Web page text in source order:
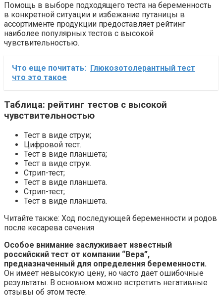
Помощь в выборе подходящего теста на беременность
в конкретной ситуации и избежание путаницы в
ассортименте продукции предоставляет рейтинг
наиболее популярных тестов с высокой
чувствительностью.
Что еще почитать: Глюкозотолерантный тест
что это такое
Таблица: рейтинг тестов с высокой
чувствительностью
Тест в виде струи;
Цифровой тест.
Тест в виде планшета;
Тест в виде струи.
Стрип-тест;
Тест в виде планшета.
Стрип-тест;
Тест в виде планшета.
Читайте также: Ход последующей беременности и родов
после кесарева сечения
Особое внимание заслуживает известный
российский тест от компании “Вера”,
предназначенный для определения беременности.
Он имеет невысокую цену, но часто дает ошибочные
результаты. В основном можно встретить негативные
отзывы об этом тесте.